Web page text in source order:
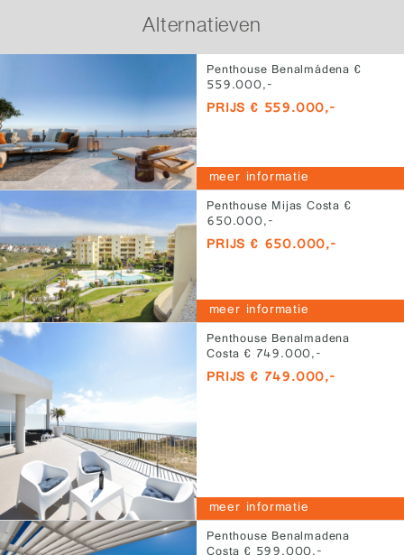
Alternatieven
Penthouse Benalmádena €
559.000,-
PRIJS € 559.000,-
meer informatie
Penthouse Mijas Costa €
650.000,-
PRIJS € 650.000,-
meer informatie
Penthouse Benalmadena
Costa € 749.000,-
PRIJS € 749.000,-
meer informatie
Penthouse Benalmadena